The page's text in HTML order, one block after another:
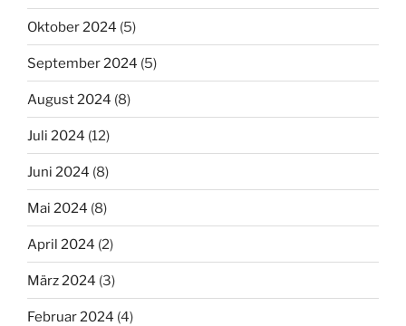
Oktober 2024 (5)
September 2024 (5)
August 2024 (8)
Juli 2024 (12)
Juni 2024 (8)
Mai 2024 (8)
April 2024 (2)
März 2024 (3)
Februar 2024 (4)